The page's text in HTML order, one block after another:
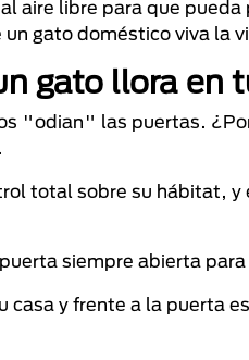
aire libre para que
gato doméstico viva la
gato llora en
"odian" las puertas.
total sobre su hábitat,
siempre abierta
casa y frente a la puerta